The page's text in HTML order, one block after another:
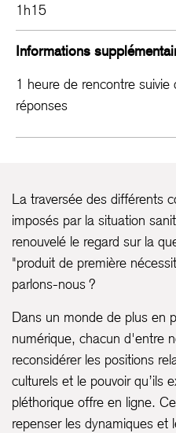
1h15
Informations
1 heure de rencontre
réponses
La traversée des différents
imposés par la situation
renouvelé le regard sur la
"produit de première
parlons-nous ?
Dans un monde de plus en
numérique, chacun d'entre
reconsidérer les positions
culturels et le pouvoir qu’ils
pléthorique offre en ligne.
repenser les dynamiques et